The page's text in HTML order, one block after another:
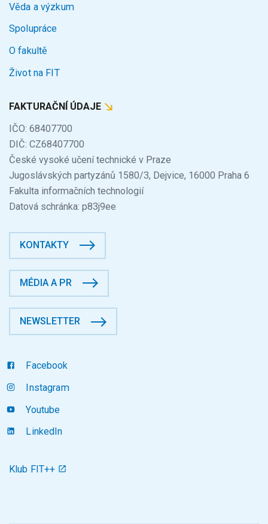
Věda a výzkum
Spolupráce
O fakultě
Život na FIT
FAKTURAČNÍ ÚDAJE
IČO: 68407700
DIČ: CZ68407700
České vysoké učení technické v Praze
Jugoslávských partyzánů 1580/3, Dejvice, 16000 Praha 6
Fakulta informačních technologií
Datová schránka: p83j9ee
KONTAKTY
MÉDIA A PR
NEWSLETTER
Facebook
Instagram
Youtube
LinkedIn
Klub FIT++